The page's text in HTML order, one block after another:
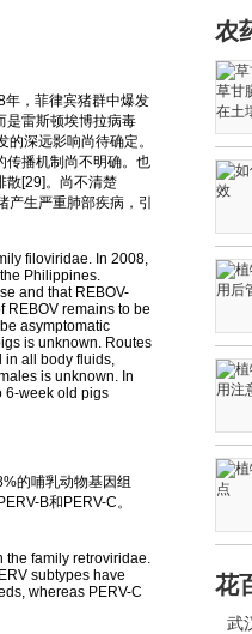
，菲律宾猪群中爆发
是雷斯顿埃博拉病毒
深远影响尚待确定。
传播机制尚不明确。也
散[29]。尚不清楚
生严重肺部疾病，引
filoviridae. In 2008,
Philippines.
and that REBOV-
REBOV remains to be
asymptomatic
is unknown. Routes
in all body fluids,
is unknown. In
6-week old pigs
的哺乳动物基因组
B和PERV-C。
family retroviridae.
subtypes have
whereas PERV-C
农
花
武